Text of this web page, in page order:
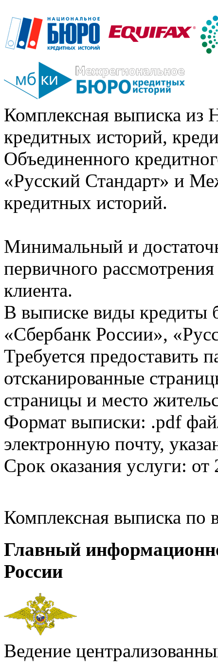
Комплексная выписка из
кредитных историй,
Объединенного
«Русский Стандарт» и
кредитных историй.
Минимальный и
первичного
клиента.
В выписке виды кредиты
«Сбербанк России»,
Требуется предоставить
отсканированные
страницы и место
Формат выписки: .pdf
электронную почту,
Срок оказания услуги: от
Комплексная выписка
Главный
России
Ведение